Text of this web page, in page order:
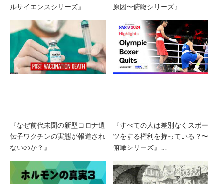
ルサイエンスシリーズ』
原因〜俯瞰シリーズ』
『なぜ前代未聞の新型コロナ遺
伝子ワクチンの実態が報道され
ないのか？』
『すべての人は差別なくスポー
ツをする権利を持っている？〜
俯瞰シリーズ』…